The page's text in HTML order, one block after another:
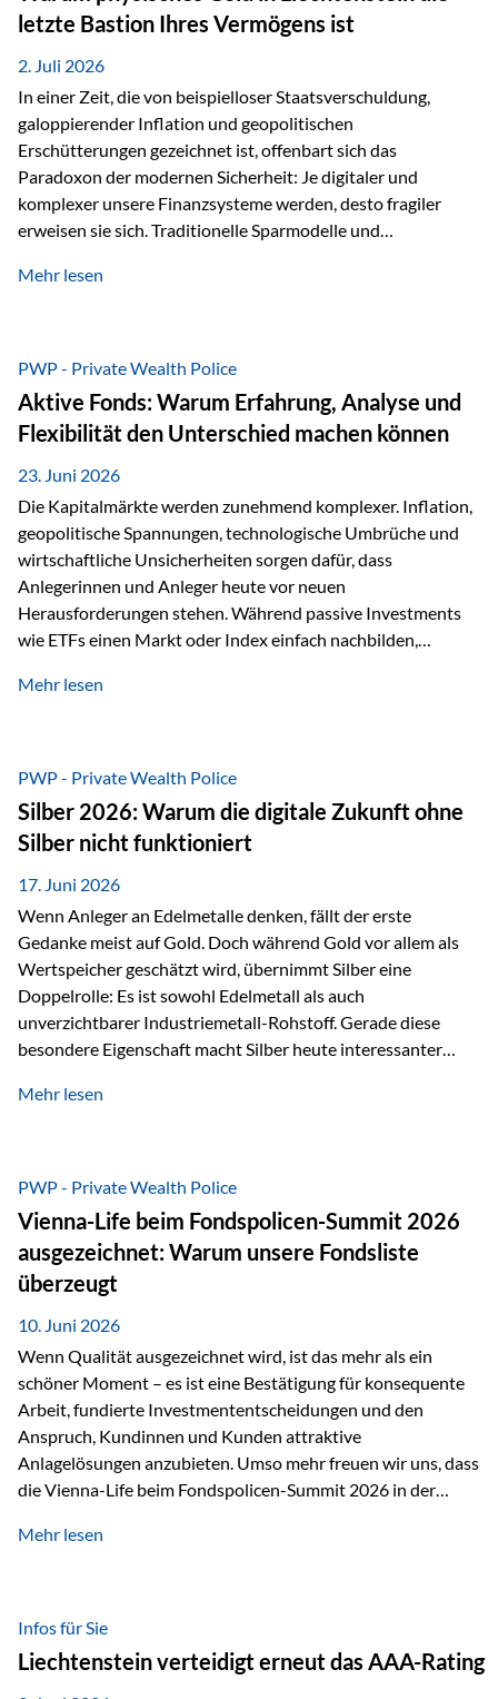
Tochter das Geld kurzfristig verwenden, um…
letzte Bastion Ihres Vermögens ist
2. Juli 2026
In einer Zeit, die von beispielloser Staatsverschuldung,
galoppierender Inflation und geopolitischen
Erschütterungen gezeichnet ist, offenbart sich das
Paradoxon der modernen Sicherheit: Je digitaler und
komplexer unsere Finanzsysteme werden, desto fragiler
erweisen sie sich. Traditionelle Sparmodelle und
unumstößlich galten, versagen angesichts der expansiven
Nostalgie dar, sondern ist die modernste und strategisch
klügste Antwort auf globale Instabilität. Physische Werte
und der richtige Rechtsstandort sind heute keine bloße
Option mehr, sondern eine strategische Notwendigkeit. 1.
Der massive Aufwand hinter einem winzigen…
Mehr lesen
PWP - Private Wealth Police
Aktive Fonds: Warum Erfahrung, Analyse und
Flexibilität den Unterschied machen können
23. Juni 2026
Die Kapitalmärkte werden zunehmend komplexer. Inflation,
geopolitische Spannungen, technologische Umbrüche und
wirtschaftliche Unsicherheiten sorgen dafür, dass
Anlegerinnen und Anleger heute vor neuen
Herausforderungen stehen. Während passive Investments
wie ETFs einen Markt oder Index einfach nachbilden,
setzen auf die Expertise erfahrener Fondsmanager, die
Veränderungen geprägt ist, kann diese aktive
Herangehensweise einen entscheidenden Mehrwert bieten.
Was zeichnet aktive Fonds aus? Aktive Fonds verfolgen das
Ziel, nicht nur einen Markt abzubilden, sondern gezielt
Anlageentscheidungen zu treffen. Fondsmanager
analysieren Unternehmen,…
Mehr lesen
PWP - Private Wealth Police
Silber 2026: Warum die digitale Zukunft ohne
Silber nicht funktioniert
17. Juni 2026
Wenn Anleger an Edelmetalle denken, fällt der erste
Gedanke meist auf Gold. Doch während Gold vor allem als
Wertspeicher geschätzt wird, übernimmt Silber eine
Doppelrolle: Es ist sowohl Edelmetall als auch
unverzichtbarer Industriemetall-Rohstoff. Gerade diese
besondere Eigenschaft macht Silber heute interessanter
elektrischer – und genau dort spielt Silber eine
Leitfähigkeit aller Metalle. Diese Eigenschaft macht es für
zahlreiche Zukunftstechnologien praktisch unverzichtbar.
Silber findet sich unter anderem in: Solarmodulen
Elektrofahrzeugen Halbleitern Smartphones und Tablets…
Mehr lesen
PWP - Private Wealth Police
Vienna-Life beim Fondspolicen-Summit 2026
ausgezeichnet: Warum unsere Fondsliste
überzeugt
10. Juni 2026
Wenn Qualität ausgezeichnet wird, ist das mehr als ein
schöner Moment – es ist eine Bestätigung für konsequente
Arbeit, fundierte Investmententscheidungen und den
Anspruch, Kundinnen und Kunden attraktive
Anlagelösungen anzubieten. Umso mehr freuen wir uns, dass
die Vienna-Life beim Fondspolicen-Summit 2026 in der
dieser Ehrung ist der renommierte Fondspolicenreport der
analysiert und verglichen wurden. Das Ergebnis: Die ETF-
Auswahl der Vienna-Life zählt zu den drei besten Angeboten
am Markt. Für uns ist diese Auszeichnung eine Bestätigung
Mehr lesen
Infos für Sie
Liechtenstein verteidigt erneut das AAA-Rating